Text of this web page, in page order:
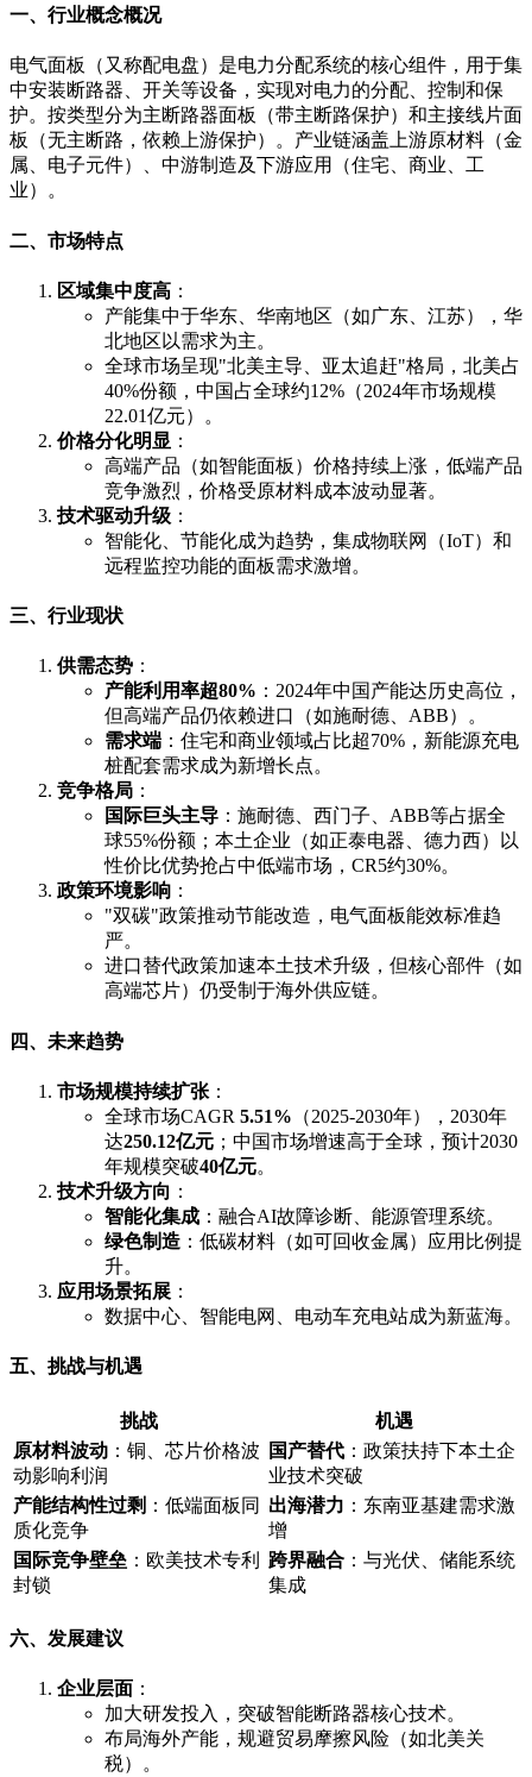
一、行业概念概况
电气面板（又称配电盘）是电力分配系统的核心组件，用于集
中安装断路器、开关等设备，实现对电力的分配、控制和保
护。按类型分为主断路器面板（带主断路保护）和主接线片面
板（无主断路，依赖上游保护）。产业链涵盖上游原材料（金
属、电子元件）、中游制造及下游应用（住宅、商业、工
业）。
二、市场特点
区域集中度高 ：
产能集中于华东、华南地区（如广东、江苏），华
北地区以需求为主。
全球市场呈现"北美主导、亚太追赶"格局，北美占
40%份额，中国占全球约12%（2024年市场规模
22.01亿元）。
价格分化明显 ：
高端产品（如智能面板）价格持续上涨，低端产品
竞争激烈，价格受原材料成本波动显著。
技术驱动升级 ：
智能化、节能化成为趋势，集成物联网（IoT）和
远程监控功能的面板需求激增。
三、行业现状
供需态势 ：
产能利用率超80% ：2024年中国产能达历史高位，
但高端产品仍依赖进口（如施耐德、ABB）。
需求端 ：住宅和商业领域占比超70%，新能源充电
桩配套需求成为新增长点。
竞争格局 ：
国际巨头主导 ：施耐德、西门子、ABB等占据全
球55%份额；本土企业（如正泰电器、德力西）以
性价比优势抢占中低端市场，CR5约30%。
政策环境影响 ：
"双碳"政策推动节能改造，电气面板能效标准趋
严。
进口替代政策加速本土技术升级，但核心部件（如
高端芯片）仍受制于海外供应链。
四、未来趋势
市场规模持续扩张 ：
全球市场CAGR 5.51% （2025-2030年），2030年
达250.12亿元 ；中国市场增速高于全球，预计2030
年规模突破40亿元。
技术升级方向 ：
智能化集成 ：融合AI故障诊断、能源管理系统。
绿色制造 ：低碳材料（如可回收金属）应用比例提
升。
应用场景拓展 ：
数据中心、智能电网、电动车充电站成为新蓝海。
五、挑战与机遇
挑战
机遇
原材料波动 ：铜、芯片价格波
动影响利润
国产替代 ：政策扶持下本土企
业技术突破
产能结构性过剩 ：低端面板同
质化竞争
出海潜力 ：东南亚基建需求激
增
国际竞争壁垒 ：欧美技术专利
封锁
跨界融合 ：与光伏、储能系统
集成
六、发展建议
企业层面 ：
加大研发投入，突破智能断路器核心技术。
布局海外产能，规避贸易摩擦风险（如北美关
税）。